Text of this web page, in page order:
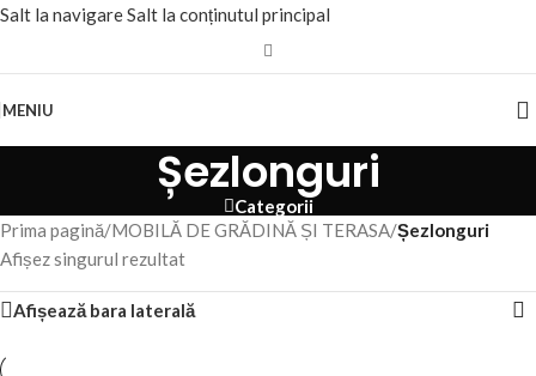
Salt la navigareSalt la conținutul principal
MENIU
Șezlonguri
Categorii
Prima pagină/MOBILĂ DE GRĂDINĂ ȘI TERASA/Șezlonguri
Afișez singurul rezultat
Afișează bara laterală